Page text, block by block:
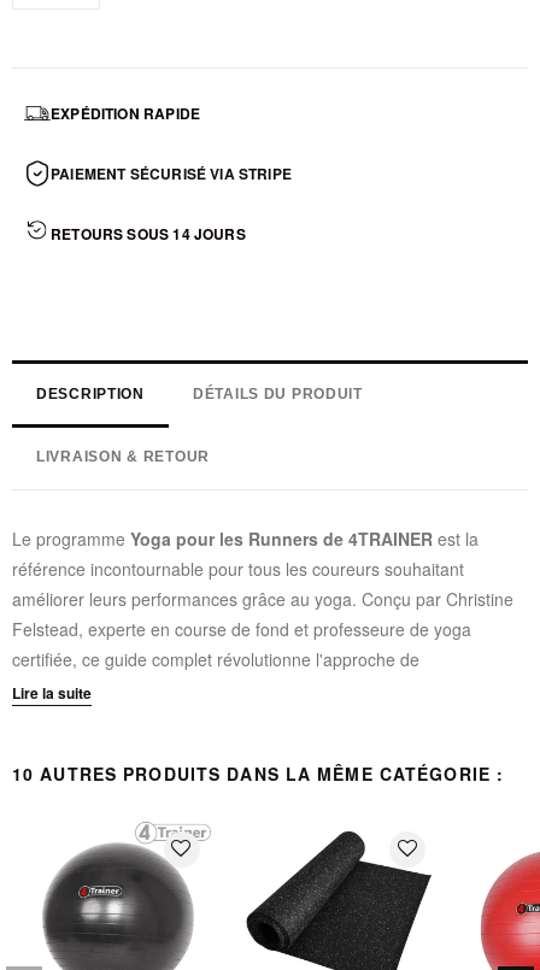
EXPÉDITION RAPIDE
PAIEMENT SÉCURISÉ VIA STRIPE
RETOURS SOUS 14 JOURS
DESCRIPTION DÉTAILS DU PRODUIT
LIVRAISON & RETOUR
Le programme Yoga pour les Runners de 4TRAINER est la
référence incontournable pour tous les coureurs souhaitant
améliorer leurs performances grâce au yoga. Conçu par Christine
Felstead, experte en course de fond et professeure de yoga
certifiée, ce guide complet révolutionne l'approche de
l'entraînement en combinant les bienfaits du yoga avec les
maîtriser votre respiration et développer votre concentration
CONTENU ET SPÉCIFICITÉS TECHNIQUES :
100 postures de yoga
spécialement sélectionnées et
adaptées aux coureurs
Lire la suite
10 AUTRES PRODUITS DANS LA MÊME CATÉGORIE :
favorite_border favorite_border